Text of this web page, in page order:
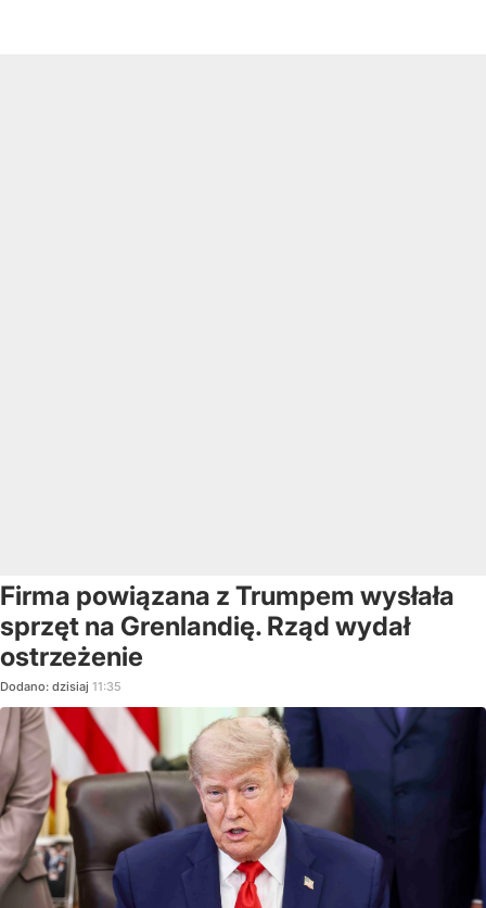
Firma powiązana z Trumpem wysłała
sprzęt na Grenlandię. Rząd wydał
ostrzeżenie
Dodano: dzisiaj 11:35